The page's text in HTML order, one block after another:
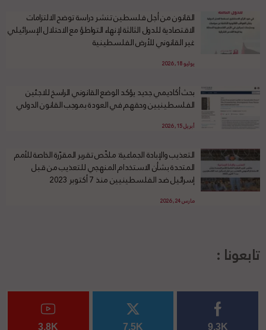
القانون من أجل فلسطين تنشر دراسة توضح الالتزامات
الاقتصادية للدول الثالثة لإنهاء التواطؤ مع الاحتلال الإسرائيلي
غير القانوني للأرض الفلسطينية
يوليو 18, 2026
بحث أكاديمي جديد يؤكد الوضع القانوني الراسخ للاجئين
الفلسطينيين وحقهم في العودة بموجب القانون الدولي
أبريل 15, 2026
التعذيب والإبادة الجماعية: ملخّص تقرير المقرّرة الخاصة للأمم
المتحدة بشأن الاستخدام المنهجي للتعذيب من قبل
إسرائيل ضد الفلسطينيين منذ 7 أكتوبر 2023
مارس 24, 2026
تابعونا :
9.3K
7.5K
3.8K